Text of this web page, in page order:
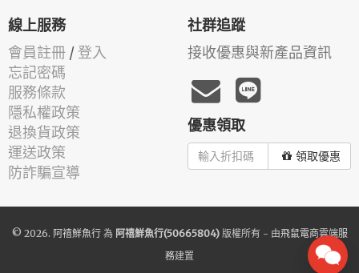
線上服務
會員註冊 / 登入
忘記密碼
服務條款
隱私權政策
退換貨政策
運送政策
防詐騙宣導
社群追蹤
接收優惠與新產品資訊
優惠領取
領取優惠
© 2026. 阿禧鮮魚行為 阿禧鮮魚行(50665804)版權所有 - 由飛鼠電商雲端服
務建置